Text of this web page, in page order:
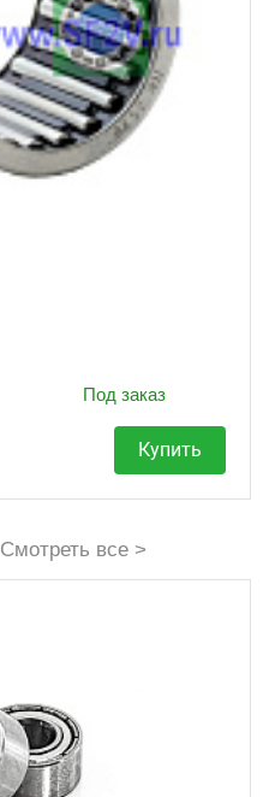
Под заказ
Купить
Смотреть все >